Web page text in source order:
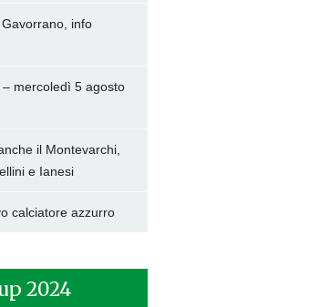
info
mercoledì 5 agosto
il Montevarchi,
e Ianesi
calciatore azzurro
2024